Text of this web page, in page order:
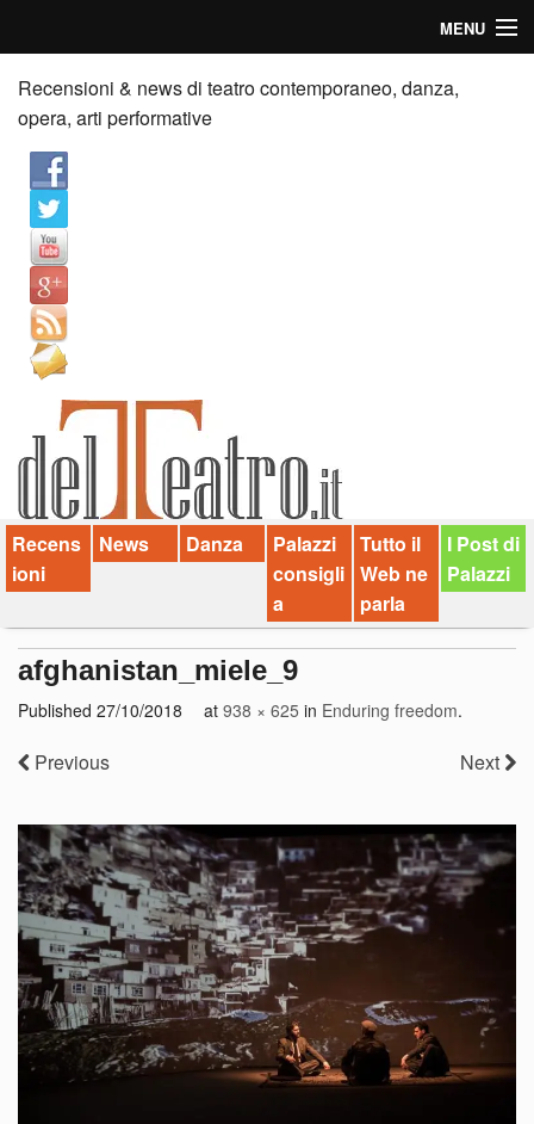
MENU
Home
Recensioni
Anticipazioni
News
Palazzi consiglia
Video
Chi siamo
Contatti
dT in English
Recensioni & news di teatro contemporaneo, danza,
opera, arti performative
Recens
ioni
News Danza
Palazzi
consigli
a
Tutto il
Web ne
parla
I Post di
Palazzi
afghanistan_miele_9
Published 27/10/2018 at 938 × 625 in Enduring freedom.
Previous Next